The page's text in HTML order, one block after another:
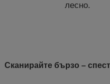
лесно.
Сканирайте бързо –